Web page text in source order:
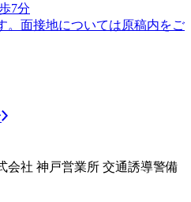
7分
面接地については原稿内をご
会社 神戸営業所 交通誘導警備